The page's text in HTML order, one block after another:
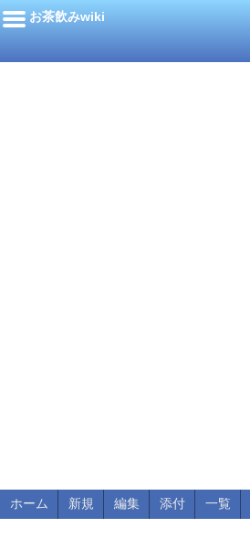
お茶飲みwiki
ホーム 新規 編集 添付 一覧